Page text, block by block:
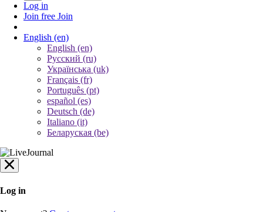
Log in
Join free Join
English (en)
English (en)
Русский (ru)
Українська (uk)
Français (fr)
Português (pt)
español (es)
Deutsch (de)
Italiano (it)
Беларуская (be)
Log in